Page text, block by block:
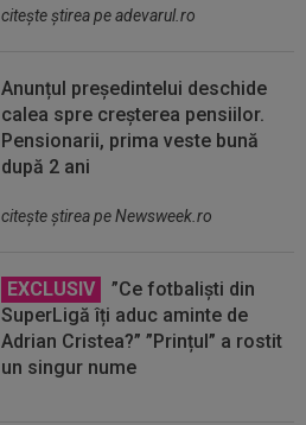
citeşte ştirea pe adevarul.ro
Anunțul președintelui deschide
calea spre creșterea pensiilor.
Pensionarii, prima veste bună
după 2 ani
citeşte ştirea pe Newsweek.ro
EXCLUSIV
”Ce fotbaliști din
SuperLigă îți aduc aminte de
Adrian Cristea?” ”Prințul” a rostit
un singur nume